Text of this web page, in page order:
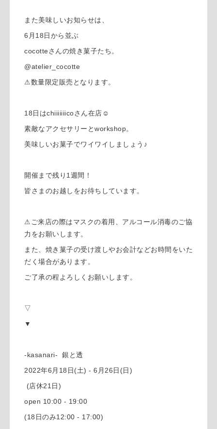
また美味しいお知らせは、
6月18日から並ぶ
cocotteさんの焼き菓子たち。
@atelier_cocotte
⚠︎数量限定販売となります。
18日はchiiiiiiicoさん在店☺︎
素敵なアクセサリーとworkshop。
美味しいお菓子でワイワイしましょう♪
開催まで残り1週間！
皆さまのお越しをお待ちしています。
⚠︎ご来店の際はマスクの着用、アルコール消毒のご協
力をお願いします。
また、焼き菓子の受け渡しやお会計などお時間をいた
だく場合があります。
ご了承の程よろしくお願いします。
▽
▼
-kasanari- 銀と透
2022年6月18日(土) - 6月26日(日)
(店休21日)
open 10:00 - 19:00
(18日のみ12:00 - 17:00)